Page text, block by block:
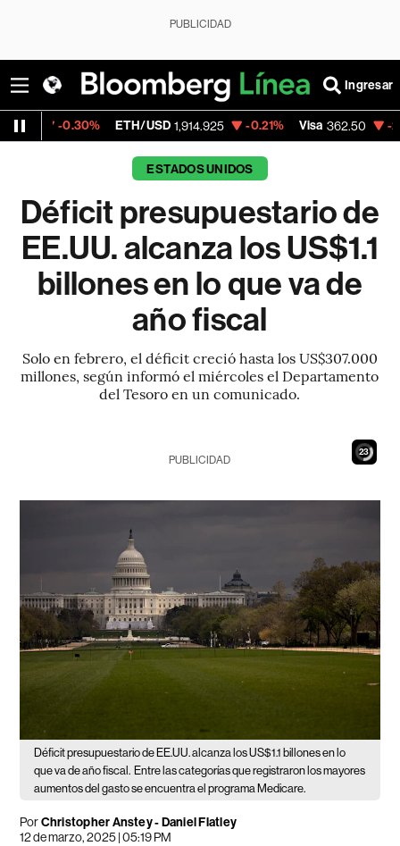
PUBLICIDAD
Ingresar
ETH/USD 1,914.925 -0.21% Visa 362.50 -2.15%
ESTADOS UNIDOS
Déficit presupuestario de
EE.UU. alcanza los US$1.1
billones en lo que va de
año fiscal
Solo en febrero, el déficit creció hasta los US$307.000
millones, según informó el miércoles el Departamento
del Tesoro en un comunicado.
22
PUBLICIDAD
Déficit presupuestario de EE.UU. alcanza los US$1.1 billones en lo
que va de año fiscal. Entre las categorías que registraron los mayores
aumentos del gasto se encuentra el programa Medicare.
PorChristopher Anstey - Daniel Flatley
12 de marzo, 2025 | 05:19 PM